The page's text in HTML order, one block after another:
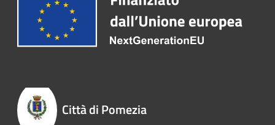
Città di Pomezia